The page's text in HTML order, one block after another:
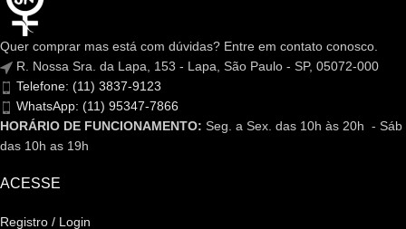
Quer comprar mas está com dúvidas? Entre em contato conosco.
R. Nossa Sra. da Lapa, 153 - Lapa, São Paulo - SP, 05072-000
Telefone: (11) 3837-9123
WhatsApp: (11) 95347-7866
HORÁRIO DE FUNCIONAMENTO: Seg. a Sex. das 10h às 20h - Sáb
das 10h as 19h
ACESSE
Registro / Login